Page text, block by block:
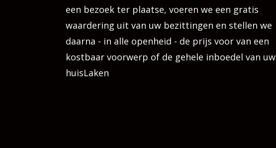
een bezoek ter plaatse, voeren we een gratis
waardering uit van uw bezittingen en stellen we
daarna - in alle openheid - de prijs voor van een
kostbaar voorwerp of de gehele inboedel van uw
huisLaken